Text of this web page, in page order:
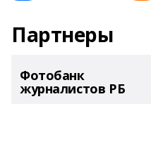
Партнеры
Фотобанк
журналистов РБ